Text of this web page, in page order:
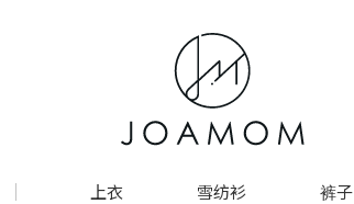
上衣 雪纺衫 裤子